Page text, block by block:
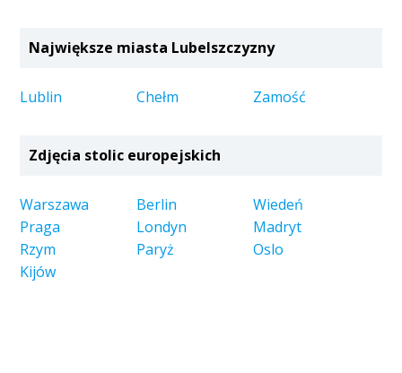
Największe miasta Lubelszczyzny
Lublin Chełm Zamość
Zdjęcia stolic europejskich
Warszawa Berlin
Wiedeń
Praga
Londyn
Madryt
Rzym
Paryż
Oslo
Kijów